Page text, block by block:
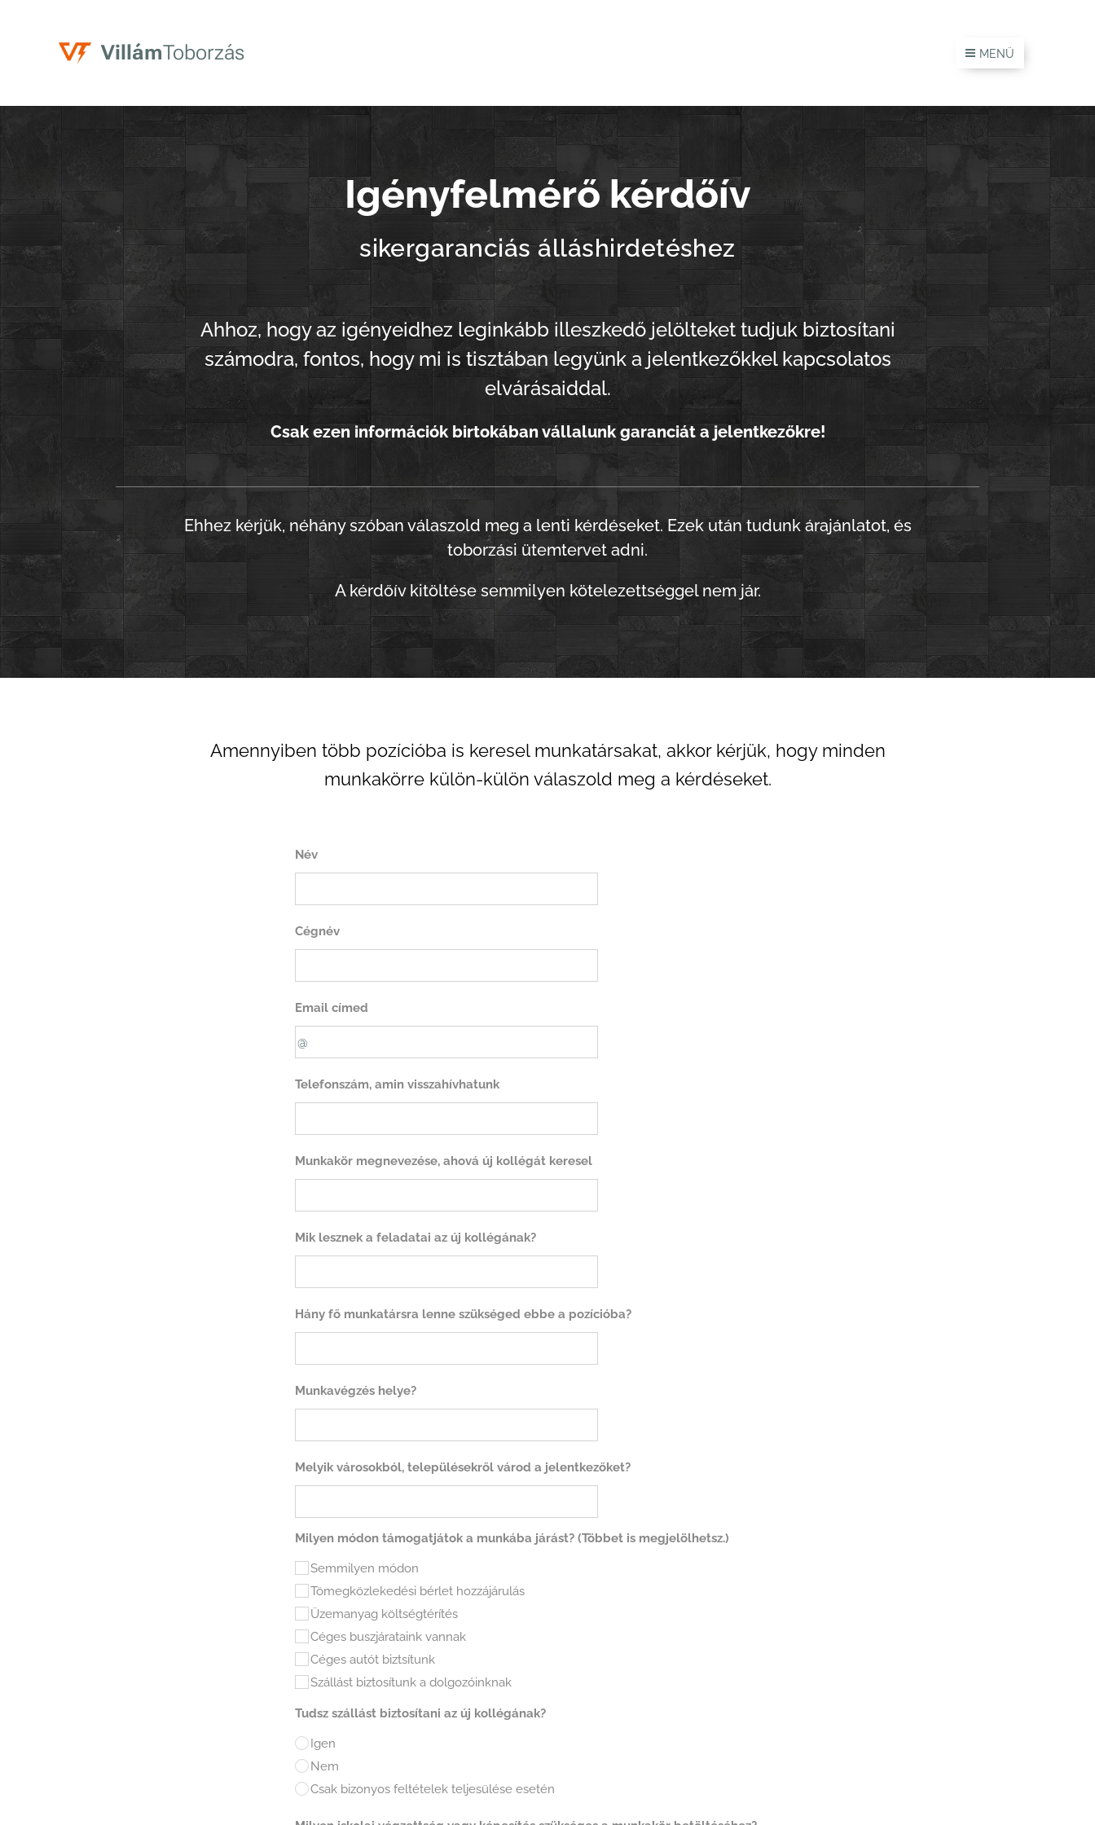
VillámToborzás MENÜ
Igényfelmérő kérdőív
sikergaranciás álláshirdetéshez
Ahhoz, hogy az igényeidhez leginkább illeszkedő jelölteket tudjuk biztosítani
számodra, fontos, hogy mi is tisztában legyünk a jelentkezőkkel kapcsolatos
elvárásaiddal.
Csak ezen információk birtokában vállalunk garanciát a jelentkezőkre!
Ehhez kérjük, néhány szóban válaszold meg a lenti kérdéseket. Ezek után tudunk árajánlatot, és
toborzási ütemtervet adni.
A kérdőív kitöltése semmilyen kötelezettséggelnem jár.
Amennyiben több pozícióba is keresel munkatársakat, akkor kérjük, hogy minden
munkakörre külön-külön válaszold meg a kérdéseket.
Név
Cégnév
Email címed
Telefonszám, amin visszahívhatunk
Munkakör megnevezése, ahová új kollégát keresel
Mik lesznek a feladatai az új kollégának?
Hány fő munkatársra lenne szükséged ebbe a pozícióba?
Munkavégzés helye?
Melyik városokból, településekről várod a jelentkezőket?
Milyen módon támogatjátok a munkába járást? (Többet is megjelölhetsz.)
Semmilyen módon
Tömegközlekedési bérlet hozzájárulás
Üzemanyag költségtérítés
Céges buszjárataink vannak
Céges autót biztsítunk
Szállást biztosítunk a dolgozóinknak
Tudsz szállást biztosítani az új kollégának?
Igen
Nem
Csak bizonyos feltételek teljesülése esetén